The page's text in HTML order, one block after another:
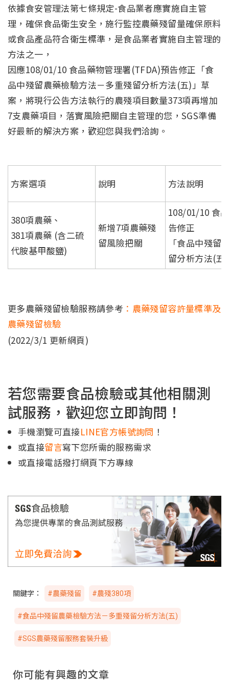
依據食安管理法第七條規定-食品業者應實施自主管
理，確保食品衛生安全，施行監控農藥殘留量確保原料
或食品產品符合衛生標準，是食品業者實施自主管理的
方法之一，
因應108/01/10 食品藥物管理署(TFDA)預告修正「食
品中殘留農藥檢驗方法－多重殘留分析方法(五)」草
案，將現行公告方法執行的農殘項目數量373項再增加
7支農藥項目，落實風險把關自主管理的您，SGS準備
好最新的解決方案，歡迎您與我們洽詢。
方案選項 說明 方法說明
380項農藥、
381項農藥 (含二硫
代胺基甲酸鹽)
新增7項農藥殘
留風險把關
108/01/10 食
告修正
「食品中殘留
留分析方法(五
更多農藥殘留檢驗服務請參考 ：農藥殘留容許量標準及
農藥殘留檢驗
(2022/3/1 更新網頁)
若您需要食品檢驗或其他相關測
試服務，歡迎您立即詢問！
手機瀏覽可直接LINE官方帳號詢問 ！
或直接留言寫下您所需的服務需求
或直接電話撥打網頁下方專線
關鍵字： #農藥殘留 #農殘380項
#食品中殘留農藥檢驗方法－多重殘留分析方法(五)
#SGS農藥殘留服務套裝升級
你可能有興趣的文章